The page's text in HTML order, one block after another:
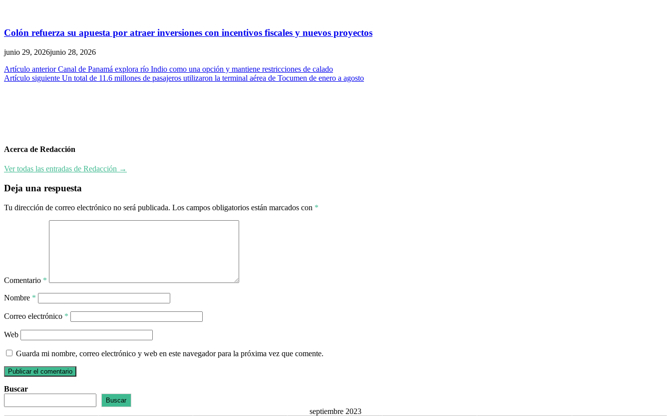
Colón refuerza su apuesta por atraer inversiones con incentivos fiscales y nuevos proyectos
junio 29, 2026junio 28, 2026
Navegación
de
Artículo anterior Canal de Panamá explora río Indio como una opción y mantiene restricciones de calado
Artículo siguiente Un total de 11.6 millones de pasajeros utilizaron la terminal aérea de Tocumen de enero a agosto
Acerca de Redacción
Ver todas las entradas de Redacción →
Deja una respuesta
Tu dirección de correo electrónico no será publicada. Los campos obligatorios están marcados con *
Comentario *
Nombre *
Correo electrónico *
Web
Guarda mi nombre, correo electrónico y web en este navegador para la próxima vez que comente.
Buscar
Buscar
septiembre 2023